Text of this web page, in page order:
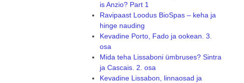
is Anzio? Part 1
Ravipaast Loodus BioSpas – keha ja
hinge nauding
Kevadine Porto, Fado ja ookean. 3.
osa
Mida teha Lissaboni ümbruses? Sintra
ja Cascais. 2. osa
Kevadine Lissabon, linnaosad ja